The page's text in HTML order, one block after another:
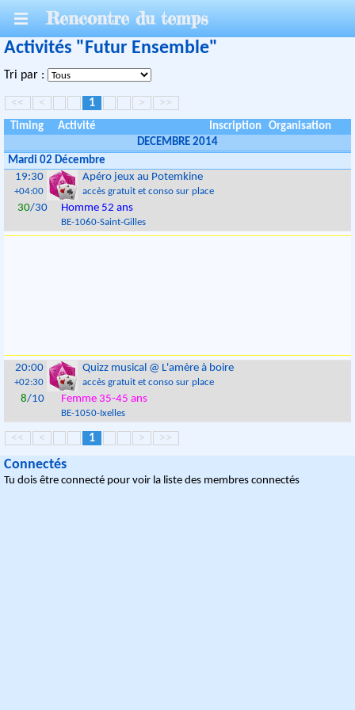
Rencontre du temps
Activités "Futur Ensemble"
Tri par :
<< < 1 > >>
Timing Activité Inscription
Organisation
DECEMBRE 2014
Mardi 02 Décembre
19:30
+04:00
Apéro jeux au Potemkine
accès gratuit et conso sur place
30/30 Homme 52 ans
BE-1060-Saint-Gilles
20:00
+02:30
Quizz musical @ L'amère à boire
accès gratuit et conso sur place
8/10 Femme 35-45 ans
BE-1050-Ixelles
<< < 1 > >>
Connectés
Tu dois être connecté pour voir la liste des membres connectés